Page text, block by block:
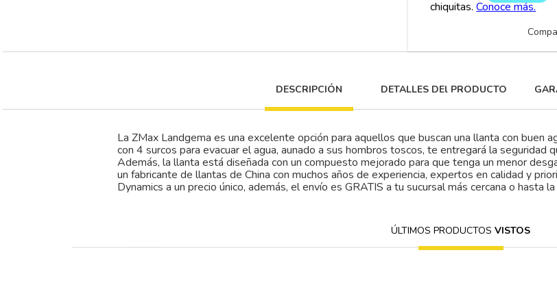
DESCRIPCIÓN DETALLES DEl PRODUCTO
La ZMax Landgema es una excelente opción para aquellos que buscan una llanta con buen
con 4 surcos para evacuar el agua, aunado a sus hombros toscos, te entregará la seguridad
Además, la llanta está diseñada con un compuesto mejorado para que tenga un menor
un fabricante de llantas de China con muchos años de experiencia, expertos en calidad y
Dynamics a un precio único, además, el envío es GRATIS a tu sucursal más cercana o hasta
ÚLTIMOS PRODUCTOSVISTOS